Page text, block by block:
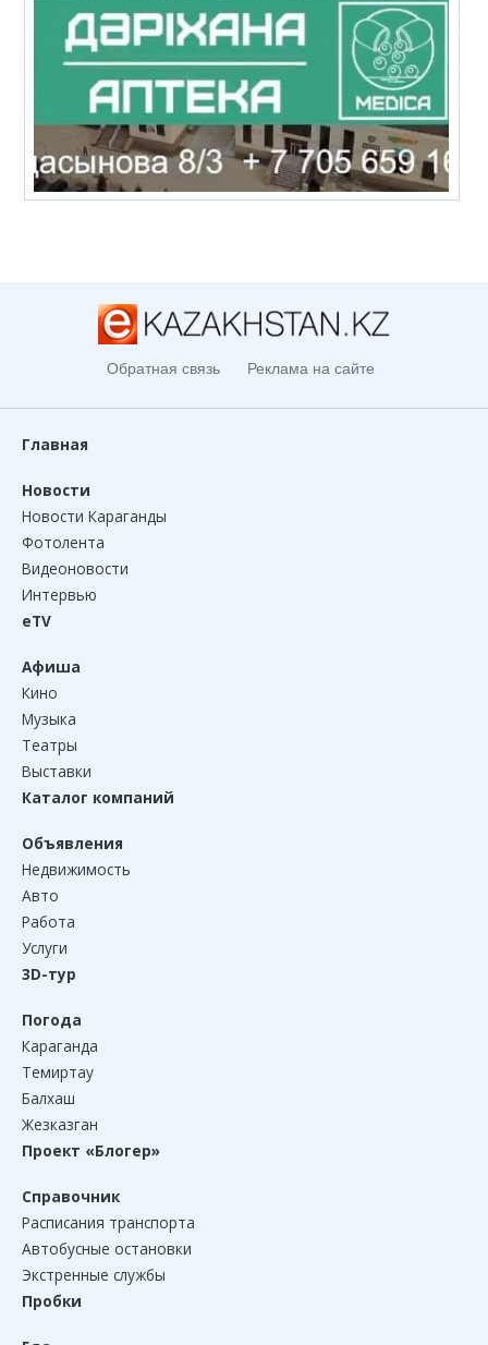
Обратная связь Реклама на сайте
Главная
Новости
Новости Караганды
Фотолента
Видеоновости
Интервью
eTV
Афиша
Кино
Музыка
Театры
Выставки
Каталог компаний
Объявления
Недвижимость
Авто
Работа
Услуги
3D-тур
Погода
Караганда
Темиртау
Балхаш
Жезказган
Проект «Блогер»
Справочник
Расписания транспорта
Автобусные остановки
Экстренные службы
Пробки